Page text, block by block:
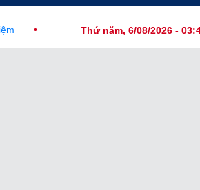
Thứ năm, 6/08/2026 -
Thức Ban Hành Lệnh Cấm Robot Hút